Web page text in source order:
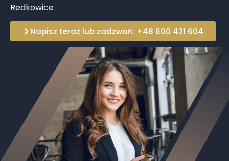
Redkowice
Napisz teraz lub zadzwoń: +48 600 421 604